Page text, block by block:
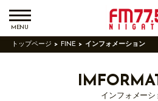
MENU
トップページ FINE インフォメーション
インフォメーシ